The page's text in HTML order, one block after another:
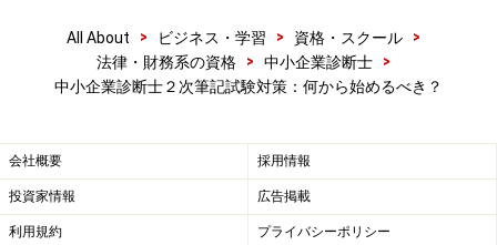
が近道
２次試験における失敗パターンには、様々なものがあり
２次試験の特徴（１次試験との違いなど）や傾向を
把握せず、間違った対策をとってしまう
自らの経験や知識をもとに、出題者が求めていない
All About > ビジネス・学習 > 資格・スクール
>
法律・財務系の資格
> 中小企業診断士
>
中小企業診断士２次筆記試験対策：何から始めるべき？
会社概要 採用情報
投資家情報 広告掲載
利用規約 プライバシーポリシー